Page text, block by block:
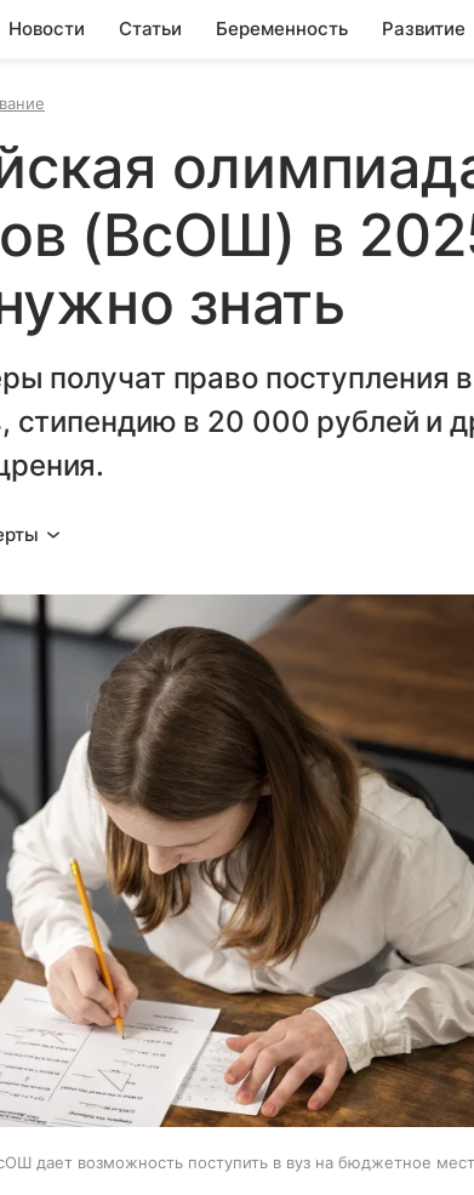
Новости Статьи Беременность Развитие
(ВсОШ) в
знать
получат право поступления
стипендию в 20 000 рублей и
дает возможность поступить в вуз на бюджетное